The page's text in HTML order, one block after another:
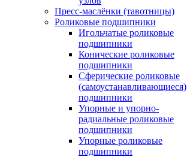
Пресс-маслёнки (тавотницы)
Роликовые подшипники
Игольчатые роликовые
подшипники
Конические роликовые
подшипники
Сферические роликовые
(самоустанавливающиеся)
подшипники
Упорные и упорно-
радиальные роликовые
подшипники
Упорные роликовые
подшипники